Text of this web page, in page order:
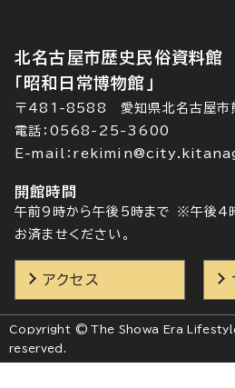
北名古屋市歴史民俗資料館
「昭和日常博物館」
〒481-8588 愛知県北名古屋市
電話：0568-25-3600
E-mail：
開館時間
午前9時から午後5時まで ※午後4
お済ませください。
アクセス
Copyright © The Showa Era
reserved.